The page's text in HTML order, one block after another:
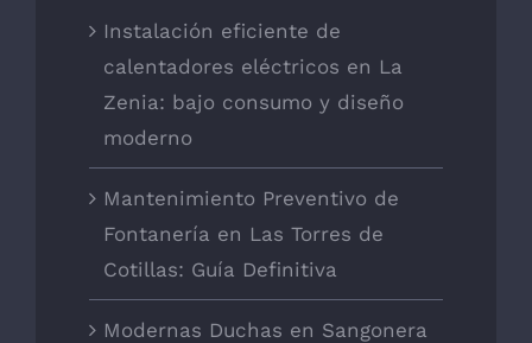
Instalación eficiente de
calentadores eléctricos en La
Zenia: bajo consumo y diseño
moderno
Mantenimiento Preventivo de
Fontanería en Las Torres de
Cotillas: Guía Definitiva
Modernas Duchas en Sangonera